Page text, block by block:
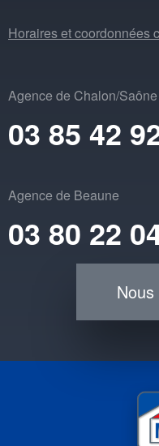
Horaires et coordonnées
Agence de Chalon/Saône
03 85 42
Agence de Beaune
03 80 22